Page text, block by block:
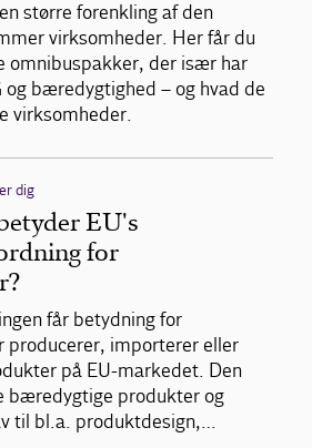
større forenkling af den
virksomheder. Her får du
omnibuspakker, der især har
og bæredygtighed – og hvad de
virksomheder.
dig
EU's
for
får betydning for
producerer, importerer eller
på EU-markedet. Den
bæredygtige produkter og
til bl.a. produktdesign,…